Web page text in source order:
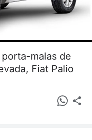
malas de
Fiat Palio